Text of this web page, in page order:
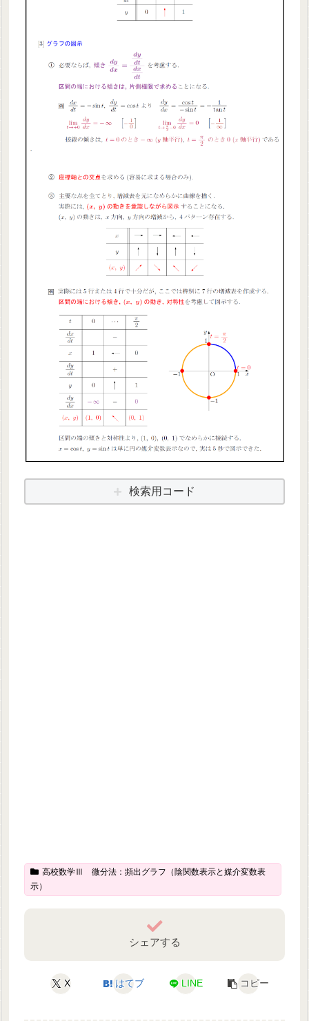
検索用コード
高校数学Ⅲ 微分法：頻出グラフ（陰関数表示と媒介変数表
示）
シェアする
X はてブ LINE コピー